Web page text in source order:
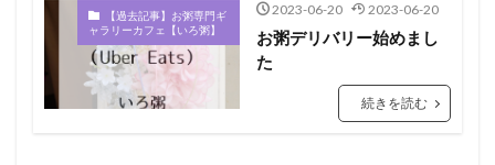
【過去記事】お粥専門ギ
ャラリーカフェ【いろ粥】
2023-06-20 2023-06-20
お粥デリバリー始めまし
た
続きを読む